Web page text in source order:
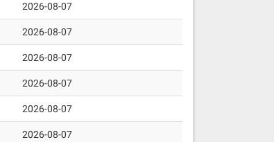
2026-08-07
2026-08-07
2026-08-07
2026-08-07
2026-08-07
2026-08-07